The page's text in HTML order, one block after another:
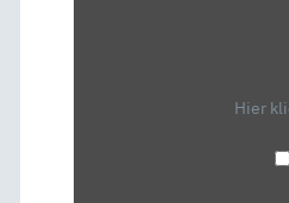
Hier